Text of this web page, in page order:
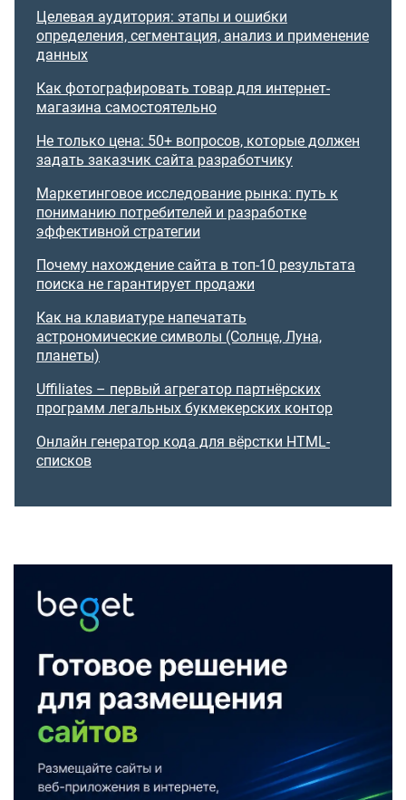
Целевая аудитория: этапы и ошибки
определения, сегментация, анализ и применение
данных
Как фотографировать товар для интернет-
магазина самостоятельно
Не только цена: 50+ вопросов, которые должен
задать заказчик сайта разработчику
Маркетинговое исследование рынка: путь к
пониманию потребителей и разработке
эффективной стратегии
Почему нахождение сайта в топ-10 результата
поиска не гарантирует продажи
Как на клавиатуре напечатать
астрономические символы (Солнце, Луна,
планеты)
Uffiliates – первый агрегатор партнёрских
программ легальных букмекерских контор
Онлайн генератор кода для вёрстки HTML-
списков